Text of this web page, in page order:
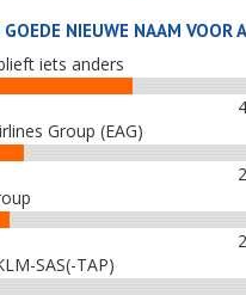
NIEUWE NAAM VOOR
iets anders
Group (EAG)
SAS(-TAP)